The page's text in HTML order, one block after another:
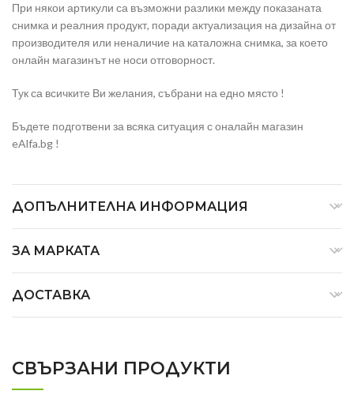
При някои артикули са възможни разлики между показаната
снимка и реалния продукт, поради актуализация на дизайна от
производителя или неналичие на каталожна снимка, за което
онлайн магазинът не носи отговорност.
Тук са всичките Ви желания, събрани на едно място !
Бъдете подготвени за всяка ситуация с оналайн магазин
eAlfa.bg !
ДОПЪЛНИТЕЛНА ИНФОРМАЦИЯ
ЗА МАРКАТА
ДОСТАВКА
СВЪРЗАНИ ПРОДУКТИ